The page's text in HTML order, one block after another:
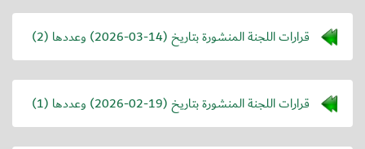
قرارات اللجنة المنشورة بتاريخ (2026-03-14) وعددها (2)
قرارات اللجنة المنشورة بتاريخ (2026-02-19) وعددها (1)